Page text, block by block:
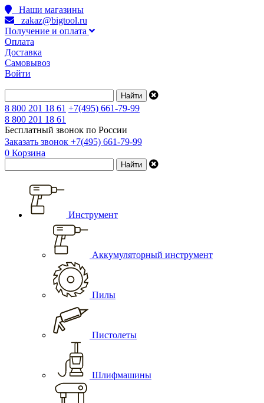
Наши магазины
zakaz@bigtool.ru
Получение и оплата
Оплата
Доставка
Самовывоз
Войти
8 800 201 18 61 +7(495) 661-79-99
8 800 201 18 61
Бесплатный звонок по России
Заказать звонок +7(495) 661-79-99
0 Корзина
Инструмент
Аккумуляторный инструмент
Пилы
Пистолеты
Шлифмашины